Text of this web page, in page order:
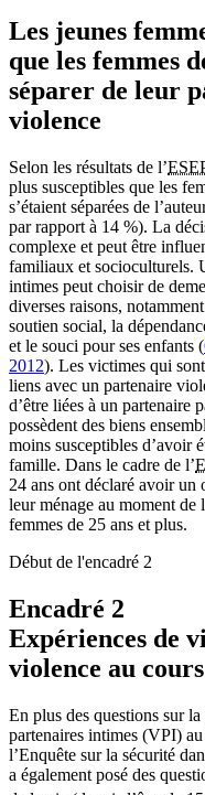
Les jeunes
que les femmes
séparer de leur
violence
Selon les résultats de l’
plus susceptibles que les
s’étaient séparées de
par rapport à 14 %). La
complexe et peut être
familiaux et socioculturels.
intimes peut choisir de
diverses raisons,
soutien social, la
et le souci pour ses enfants (
2012). Les victimes qui
liens avec un partenaire
d’être liées à un partenaire
possèdent des biens
moins susceptibles d’avoir
famille. Dans le cadre de l’
24 ans ont déclaré avoir un
leur ménage au moment de
femmes de 25 ans et plus.
Début de l'encadré 2
Encadré 2
Expériences de
violence au
En plus des questions sur
partenaires intimes (VPI)
l’Enquête sur la sécurité
a également posé des